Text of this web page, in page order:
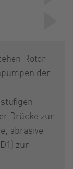
Rotor
der
Drücke zur
abrasive
zur